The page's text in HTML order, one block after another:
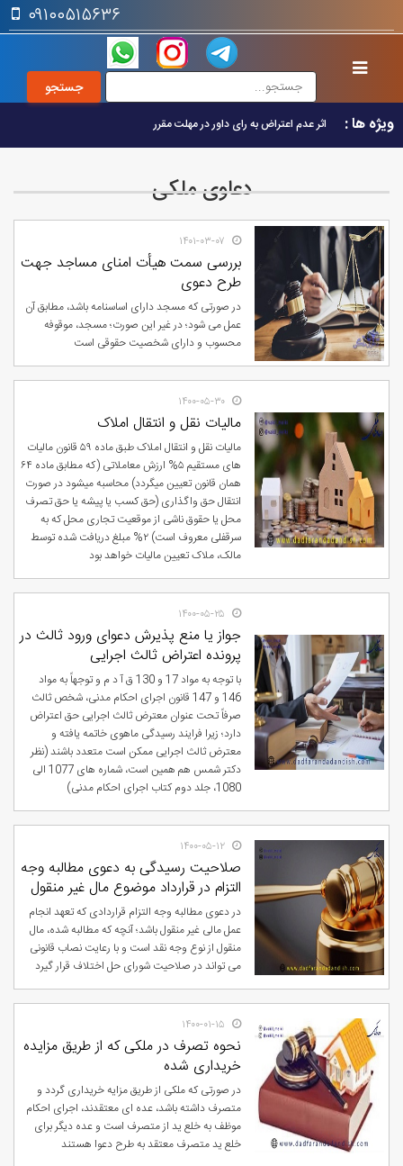
۰۹۱۰۰۵۱۵۶۳۶
ویژه ها : اثر عدم اعتراض به رای داور در مهلت مقرر
دعاوی ملکی
۱۴۰۱-۰۳-۰۷
بررسی سمت هیأت امنای مساجد جهت
طرح دعوی
در صورتی که مسجد دارای اساسنامه باشد، مطابق آن
عمل می شود؛ در غیر این صورت؛ مسجد، موقوفه
محسوب و دارای شخصیت حقوقی است
۱۴۰۰-۰۵-۳۰
مالیات نقل و انتقال املاک
مالیات نقل و انتقال املاک طبق ماده ۵۹ قانون مالیات
های مستقیم ۵% ارزش معاملاتی (که مطابق ماده ۶۴
همان قانون تعیین میگردد) محاسبه میشود در صورت
انتقال حق واگذاری (حق کسب یا پیشه یا حق تصرف
محل یا حقوق ناشی از موقعیت تجاری محل که به
سرقفلی معروف است) ۲% مبلغ دریافت شده توسط
مالک، ملاک تعیین مالیات خواهد بود
۱۴۰۰-۰۵-۲۵
جواز یا منع پذیرش دعوای ورود ثالث در
پرونده اعتراض ثالث اجرایی
با توجه به مواد 17 و 130 ق آ د م و توجهاً به مواد
146 و 147 قانون اجرای احکام مدنی، شخص ثالث
صرفاً تحت عنوان معترض ثالث اجرایی حق اعتراض
دارد؛ زیرا فرایند رسیدگی ماهوی خاتمه یافته و
معترض ثالث اجرایی ممکن است متعدد باشند (نظر
دکتر شمس هم همین است، شماره های 1077 الی
1080، جلد دوم کتاب اجرای احکام مدنی)
۱۴۰۰-۰۵-۱۲
صلاحیت رسیدگی به دعوی مطالبه وجه
التزام در قرارداد موضوع مال غیر منقول
در دعوی مطالبه وجه التزام قراردادی که تعهد انجام
عمل مالی غیر منقول باشد؛ آنچه که مطالبه شده، مال
منقول از نوع وجه نقد است و با رعایت نصاب قانونی
می تواند در صلاحیت شورای حل اختلاف قرار گیرد
۱۴۰۰-۰۱-۱۵
نحوه تصرف در ملکی که از طریق مزایده
خریداری شده
در صورتی که ملکی از طریق مزایه خریداری گردد و
متصرف داشته باشد، عده ای معتقدند، اجرای احکام
موظف به خلع ید از متصرف است و عده دیگر برای
خلع ید متصرف معتقد به طرح دعوا هستند